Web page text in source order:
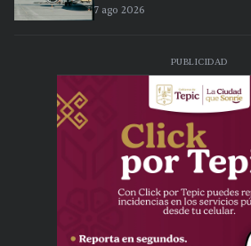
7 ago 2026
PUBLICIDAD